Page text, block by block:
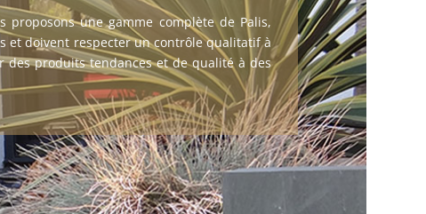
une gamme complète de Palis,
et doivent respecter un contrôle qualitatif à
des produits tendances et de qualité à des